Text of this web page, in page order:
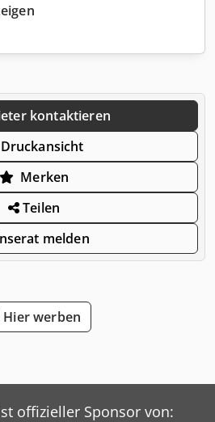
kontaktieren
Druckansicht
Merken
Teilen
melden
Hier werben
offizieller Sponsor von: